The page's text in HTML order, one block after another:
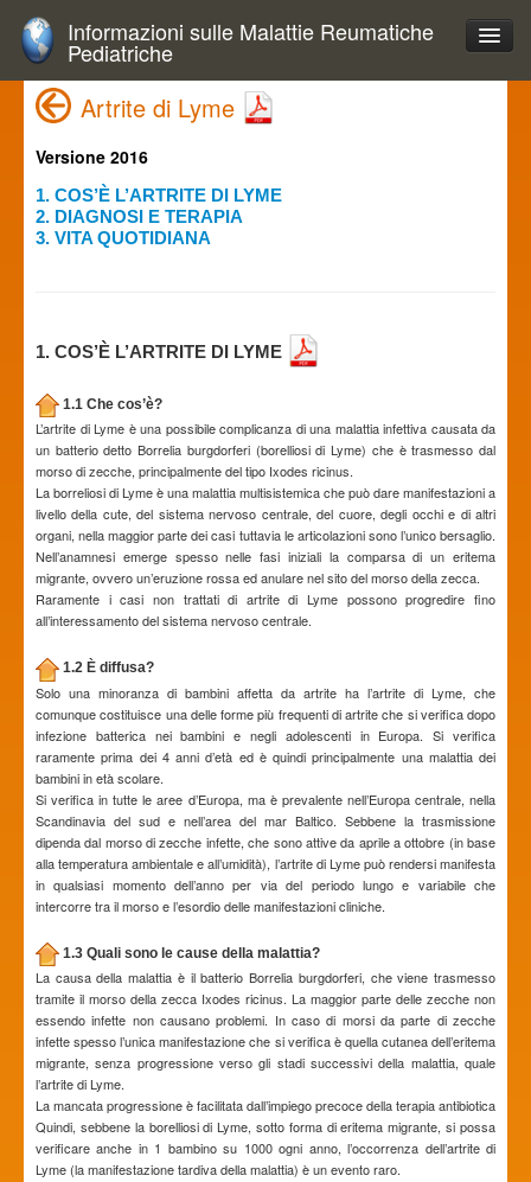
Informazioni sulle Malattie Reumatiche
Pediatriche
Artrite di Lyme
Versione 2016
1. COS’È L’ARTRITE DI LYME
2. DIAGNOSI E TERAPIA
3. VITA QUOTIDIANA
1. COS’È L’ARTRITE DI LYME
1.1 Che cos’è?
L’artrite di Lyme è una possibile complicanza di una malattia infettiva causata da
un batterio detto Borrelia burgdorferi (borelliosi di Lyme) che è trasmesso dal
morso di zecche, principalmente del tipo Ixodes ricinus.
La borreliosi di Lyme è una malattia multisistemica che può dare manifestazioni a
livello della cute, del sistema nervoso centrale, del cuore, degli occhi e di altri
organi, nella maggior parte dei casi tuttavia le articolazioni sono l’unico bersaglio.
Nell’anamnesi emerge spesso nelle fasi iniziali la comparsa di un eritema
migrante, ovvero un’eruzione rossa ed anulare nel sito del morso della zecca.
Raramente i casi non trattati di artrite di Lyme possono progredire fino
all’interessamento del sistema nervoso centrale.
1.2 È diffusa?
Solo una minoranza di bambini affetta da artrite ha l’artrite di Lyme, che
comunque costituisce una delle forme più frequenti di artrite che si verifica dopo
infezione batterica nei bambini e negli adolescenti in Europa. Si verifica
raramente prima dei 4 anni d’età ed è quindi principalmente una malattia dei
bambini in età scolare.
Si verifica in tutte le aree d’Europa, ma è prevalente nell’Europa centrale, nella
Scandinavia del sud e nell’area del mar Baltico. Sebbene la trasmissione
dipenda dal morso di zecche infette, che sono attive da aprile a ottobre (in base
alla temperatura ambientale e all’umidità), l’artrite di Lyme può rendersi manifesta
in qualsiasi momento dell’anno per via del periodo lungo e variabile che
intercorre tra il morso e l’esordio delle manifestazioni cliniche.
1.3 Quali sono le cause della malattia?
La causa della malattia è il batterio Borrelia burgdorferi, che viene trasmesso
tramite il morso della zecca Ixodes ricinus. La maggior parte delle zecche non
essendo infette non causano problemi. In caso di morsi da parte di zecche
infette spesso l’unica manifestazione che si verifica è quella cutanea dell’eritema
migrante, senza progressione verso gli stadi successivi della malattia, quale
l’artrite di Lyme.
La mancata progressione è facilitata dall’impiego precoce della terapia antibiotica
Quindi, sebbene la borelliosi di Lyme, sotto forma di eritema migrante, si possa
verificare anche in 1 bambino su 1000 ogni anno, l’occorrenza dell’artrite di
Lyme (la manifestazione tardiva della malattia) è un evento raro.